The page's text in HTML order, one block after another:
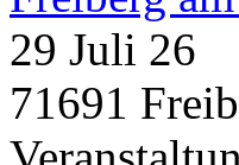
29 Juli 26
71691